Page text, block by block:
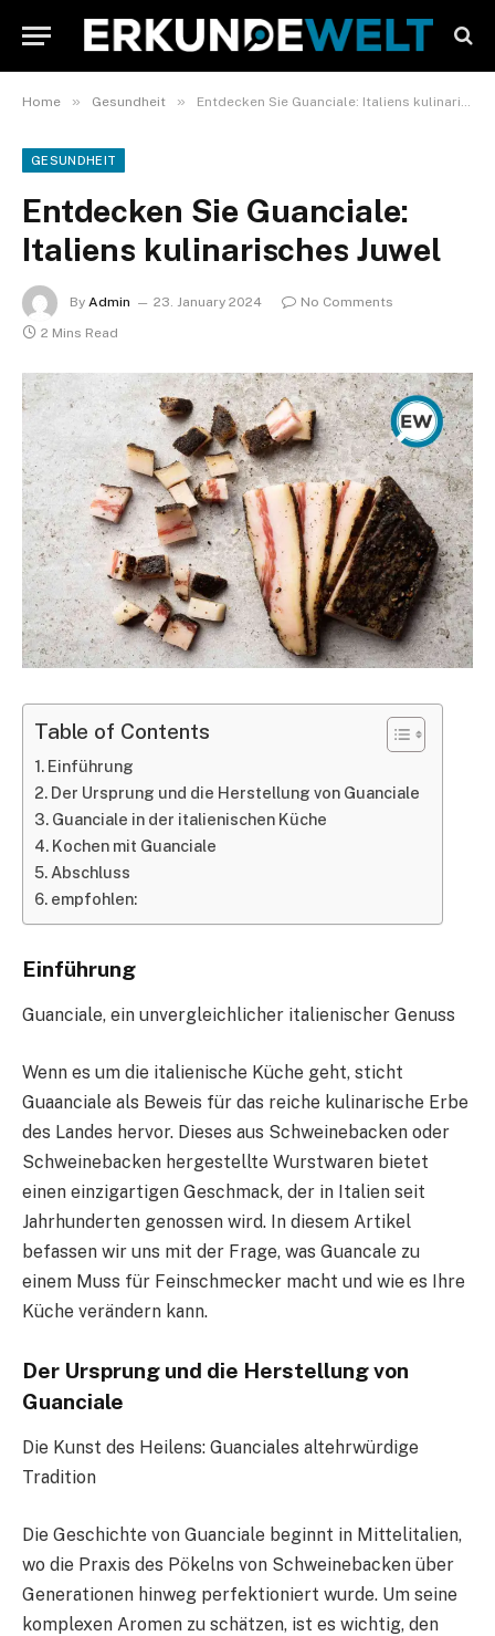
Home » Gesundheit » Entdecken Sie Guanciale: Italiens kulinarisches Juwel
GESUNDHEIT
Entdecken Sie Guanciale:
Italiens kulinarisches Juwel
By Admin 23. January 2024
No Comments
2 Mins Read
Table of Contents
Einführung
Der Ursprung und die Herstellung von Guanciale
Guanciale in der italienischen Küche
Kochen mit Guanciale
Abschluss
empfohlen:
Einführung
Guanciale, ein unvergleichlicher italienischer Genuss
Wenn es um die italienische Küche geht, sticht
Guaanciale als Beweis für das reiche kulinarische Erbe
des Landes hervor. Dieses aus Schweinebacken oder
Schweinebacken hergestellte Wurstwaren bietet
einen einzigartigen Geschmack, der in Italien seit
Jahrhunderten genossen wird. In diesem Artikel
befassen wir uns mit der Frage, was Guancale zu
einem Muss für Feinschmecker macht und wie es Ihre
Küche verändern kann.
Der Ursprung und die Herstellung von
Guanciale
Die Kunst des Heilens: Guanciales altehrwürdige
Tradition
Die Geschichte von Guanciale beginnt in Mittelitalien,
wo die Praxis des Pökelns von Schweinebacken über
Generationen hinweg perfektioniert wurde. Um seine
komplexen Aromen zu schätzen, ist es wichtig, den